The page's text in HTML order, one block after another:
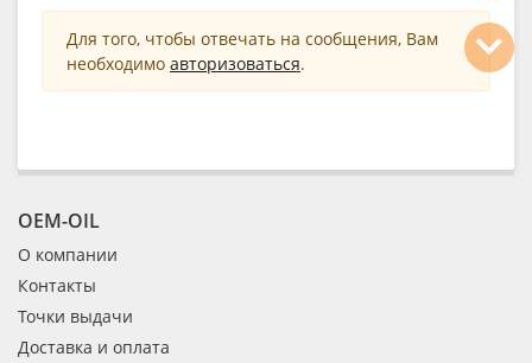
Для того, чтобы отвечать на сообщения, Вам
необходимо авторизоваться.
OEM-OIL
О компании
Контакты
Точки выдачи
Доставка и оплата